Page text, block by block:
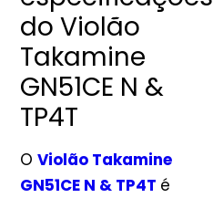
do Violão
Takamine
GN51CE N &
TP4T
O Violão Takamine
GN51CE N & TP4T é